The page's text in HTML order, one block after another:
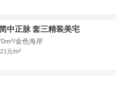
中正脉 套三精装美宅
金色海岸
元/m²